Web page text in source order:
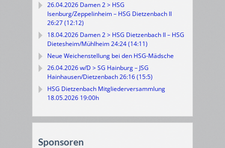
26.04.2026 Damen 2 > HSG
Isenburg/Zeppelinheim – HSG Dietzenbach II
26:27 (12:12)
18.04.2026 Damen 2 > HSG Dietzenbach II – HSG
Dietesheim/Mühlheim 24:24 (14:11)
Neue Weichenstellung bei den HSG-Mädsche
26.04.2026 w/D > SG Hainburg – JSG
Hainhausen/Dietzenbach 26:16 (15:5)
HSG Dietzenbach Mitgliederversammlung
18.05.2026 19:00h
Sponsoren